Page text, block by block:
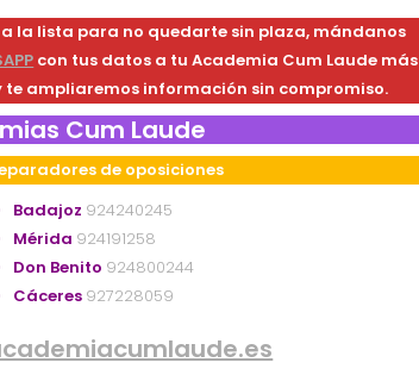
la lista para no quedarte sin plaza, mándanos
con tus datos a tu Academia Cum Laude más
te ampliaremos información sin compromiso.
Cum Laude
de oposiciones
Badajoz 924240245
Mérida 924191258
Don Benito 924800244
Cáceres 927228059